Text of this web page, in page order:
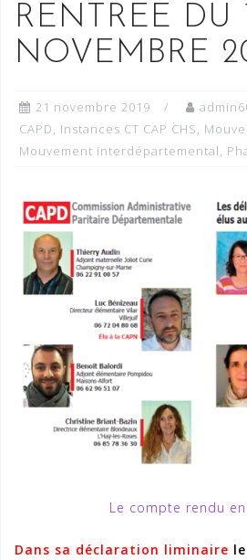
RENTREE DU
NOVEMBRE
21 novembre 2019
CAPD, Instances CT CAP CHS,
Mouvement interdépartemental,
Le compte rendu
Dans sa déclaration liminaire